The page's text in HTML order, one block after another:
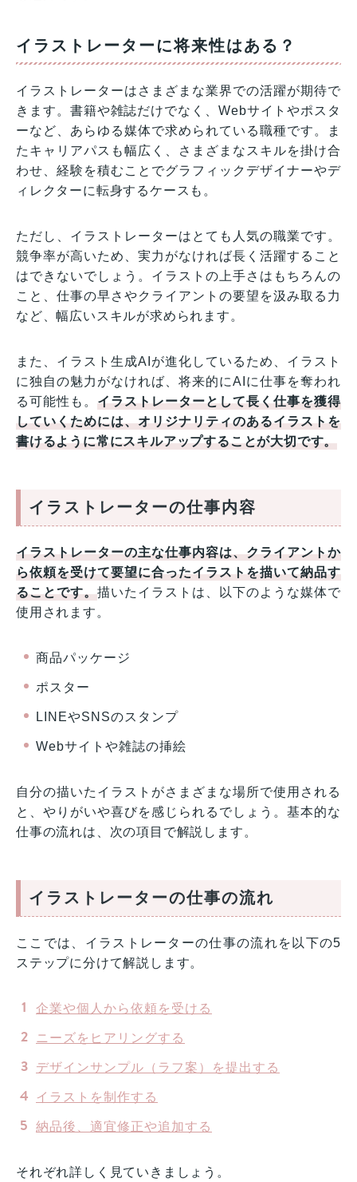
イラストレーターに将来性はある？
イラストレーターはさまざまな業界での活躍が期待で
きます。書籍や雑誌だけでなく、Webサイトやポスタ
ーなど、あらゆる媒体で求められている職種です。ま
たキャリアパスも幅広く、さまざまなスキルを掛け合
わせ、経験を積むことでグラフィックデザイナーやデ
ィレクターに転身するケースも。
ただし、イラストレーターはとても人気の職業です。
競争率が高いため、実力がなければ長く活躍すること
はできないでしょう。イラストの上手さはもちろんの
こと、仕事の早さやクライアントの要望を汲み取る力
など、幅広いスキルが求められます。
また、イラスト生成AIが進化しているため、イラスト
に独自の魅力がなければ、将来的にAIに仕事を奪われ
る可能性も。イラストレーターとして長く仕事を獲得
していくためには、オリジナリティのあるイラストを
書けるように常にスキルアップすることが大切です。
イラストレーターの仕事内容
イラストレーターの主な仕事内容は、クライアントか
ら依頼を受けて要望に合ったイラストを描いて納品す
ることです。描いたイラストは、以下のような媒体で
使用されます。
商品パッケージ
ポスター
LINEやSNSのスタンプ
Webサイトや雑誌の挿絵
自分の描いたイラストがさまざまな場所で使用される
と、やりがいや喜びを感じられるでしょう。基本的な
仕事の流れは、次の項目で解説します。
イラストレーターの仕事の流れ
ここでは、イラストレーターの仕事の流れを以下の5
ステップに分けて解説します。
企業や個人から依頼を受ける
ニーズをヒアリングする
デザインサンプル（ラフ案）を提出する
イラストを制作する
納品後、適宜修正や追加する
それぞれ詳しく見ていきましょう。